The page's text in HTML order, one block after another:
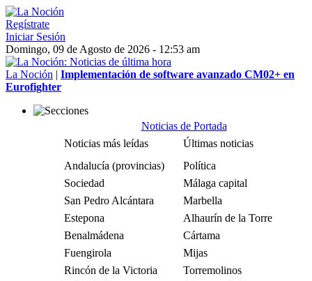
Regístrate
Iniciar Sesión
Domingo, 09 de Agosto de 2026 - 12:53 am
La Noción | Implementación de software avanzado CM02+ en
Eurofighter
Noticias de Portada
Noticias más leídas
Últimas noticias
Andalucía (provincias)
Política
Sociedad
Málaga capital
San Pedro Alcántara
Marbella
Estepona
Alhaurín de la Torre
Benalmádena
Cártama
Fuengirola
Mijas
Rincón de la Victoria
Torremolinos